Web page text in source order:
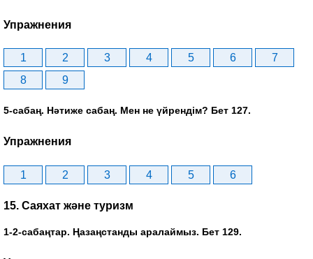
Упражнения
1 2 3 4 5 6
7
8
9
5-сабаң. Нәтиже сабаң. Мен не үйрендім? Бет 127.
Упражнения
1 2 3 4 5 6
15. Саяхат және туризм
1-2-сабаңтар. Ңазаңстанды аралаймыз. Бет 129.